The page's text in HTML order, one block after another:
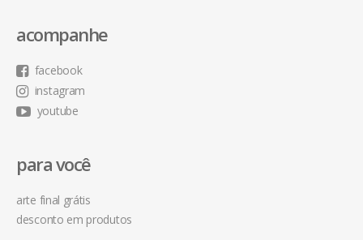
acompanhe
facebook
instagram
youtube
para você
arte final grátis
desconto em produtos